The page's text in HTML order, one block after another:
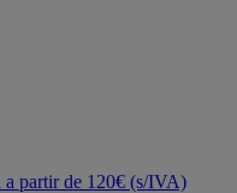
a partir de 120€ (s/IVA)